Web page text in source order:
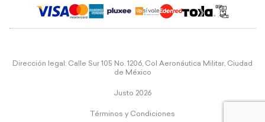
Dirección legal: Calle Sur 105 No. 1206, Col Aeronáutica Militar, Ciudad
de México
Justo 2026
Términos y Condiciones